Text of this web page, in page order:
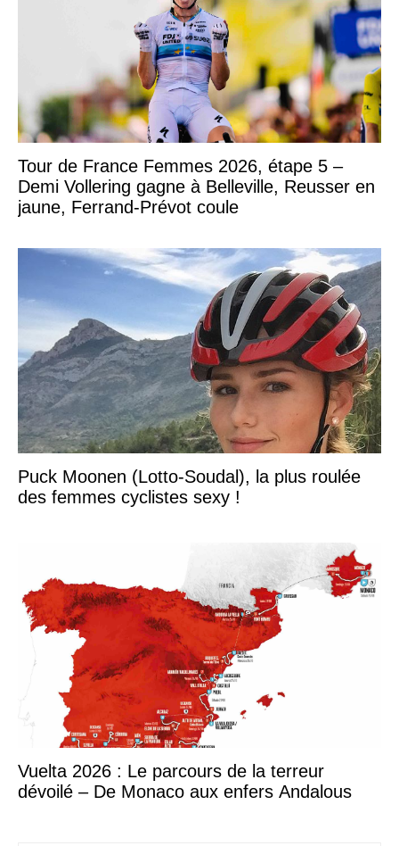
Tour de France Femmes 2026, étape 5 –
Demi Vollering gagne à Belleville, Reusser en
jaune, Ferrand-Prévot coule
Puck Moonen (Lotto-Soudal), la plus roulée
des femmes cyclistes sexy !
Vuelta 2026 : Le parcours de la terreur
dévoilé – De Monaco aux enfers Andalous